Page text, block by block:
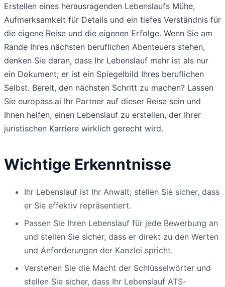
Erstellen eines herausragenden Lebenslaufs Mühe,
Aufmerksamkeit für Details und ein tiefes Verständnis für
die eigene Reise und die eigenen Erfolge. Wenn Sie am
Rande Ihres nächsten beruflichen Abenteuers stehen,
denken Sie daran, dass Ihr Lebenslauf mehr ist als nur
ein Dokument; er ist ein Spiegelbild Ihres beruflichen
Selbst. Bereit, den nächsten Schritt zu machen? Lassen
Sie europass.ai Ihr Partner auf dieser Reise sein und
Ihnen helfen, einen Lebenslauf zu erstellen, der Ihrer
juristischen Karriere wirklich gerecht wird.
Wichtige Erkenntnisse
Ihr Lebenslauf ist Ihr Anwalt; stellen Sie sicher, dass
er Sie effektiv repräsentiert.
Passen Sie Ihren Lebenslauf für jede Bewerbung an
und stellen Sie sicher, dass er direkt zu den Werten
und Anforderungen der Kanzlei spricht.
Verstehen Sie die Macht der Schlüsselwörter und
stellen Sie sicher, dass Ihr Lebenslauf ATS-